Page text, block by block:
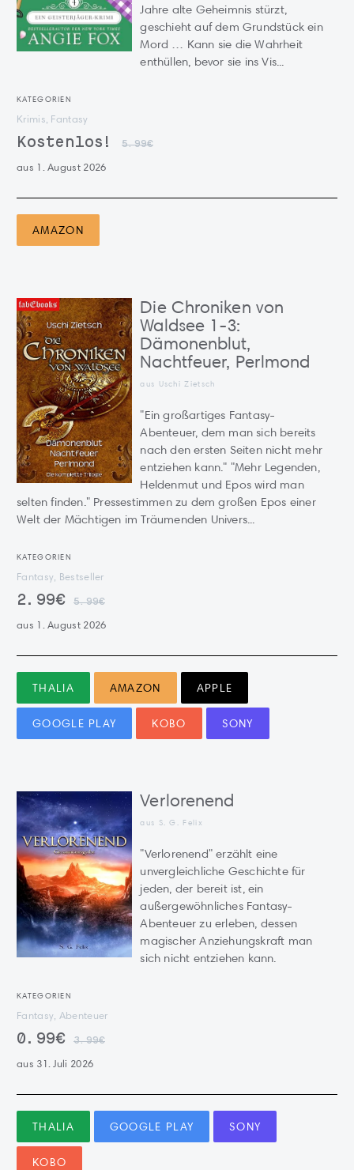
Jahre alte Geheimnis stürzt,
geschieht auf dem Grundstück ein
Mord … Kann sie die Wahrheit
enthüllen, bevor sie ins Vis...
KATEGORIEN
Krimis, Fantasy
Kostenlos! 5.99€
aus 1. August 2026
AMAZON
Die Chroniken von
Waldsee 1-3:
Dämonenblut,
Nachtfeuer, Perlmond
aus Uschi Zietsch
"Ein großartiges Fantasy-
Abenteuer, dem man sich bereits
nach den ersten Seiten nicht mehr
entziehen kann." "Mehr Legenden,
Heldenmut und Epos wird man
selten finden." Pressestimmen zu dem großen Epos einer
Welt der Mächtigen im Träumenden Univers...
KATEGORIEN
Fantasy, Bestseller
2.99€ 5.99€
aus 1. August 2026
THALIA AMAZON APPLE
GOOGLE PLAY KOBO SONY
Verlorenend
aus S. G. Felix
"Verlorenend" erzählt eine
unvergleichliche Geschichte für
jeden, der bereit ist, ein
außergewöhnliches Fantasy-
Abenteuer zu erleben, dessen
magischer Anziehungskraft man
sich nicht entziehen kann.
KATEGORIEN
Fantasy, Abenteuer
0.99€ 3.99€
aus 31. Juli 2026
THALIA GOOGLE PLAY SONY
KOBO